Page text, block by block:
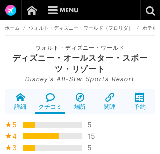
ホーム / ウォルト・ディズニー・ワールド（フロリダ） / ホテル
ウォルト・ディズニー・ワールド
ディズニー・オールスター・スポー
ツ・リゾート
Disney's All-Star Sports Resort
詳細 クチコミ 場所 関連 予約
★5
5
★4
15
★3
5